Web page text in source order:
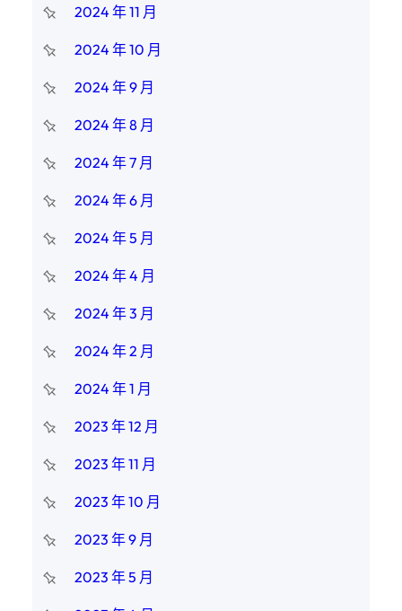
2024 年 11 月
2024 年 10 月
2024 年 9 月
2024 年 8 月
2024 年 7 月
2024 年 6 月
2024 年 5 月
2024 年 4 月
2024 年 3 月
2024 年 2 月
2024 年 1 月
2023 年 12 月
2023 年 11 月
2023 年 10 月
2023 年 9 月
2023 年 5 月